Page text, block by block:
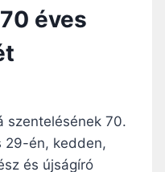
éves
szentelésének 70.
29-én, kedden,
és újságíró